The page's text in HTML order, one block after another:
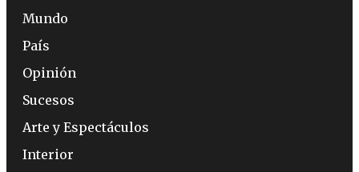
Mundo
País
Opinión
Sucesos
Arte y Espectáculos
Interior